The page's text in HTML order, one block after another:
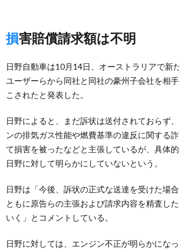
損害賠償請求額は不明
日野自動車は10月14日、オーストラリアで新
ユーザーらから同社と同社の豪州子会社を相
こされたと発表した。
日野によると、まだ訴状は送付されておらず
ンの排気ガス性能や燃費基準の違反に関する
て損害を被ったなどと主張しているが、具体
日野に対して明らかにしていないという。
日野は「今後、訴状の正式な送達を受けた場
ともに原告らの主張および請求内容を精査し
いく」とコメントしている。
日野に対しては、エンジン不正が明らかにな